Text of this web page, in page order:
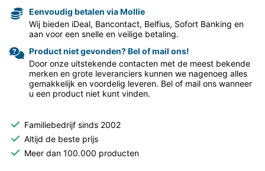
Eenvoudig betalen via Mollie
Wij bieden iDeal, Bancontact, Belfius, Sofort Banking en
aan voor een snelle en veilige betaling.
Product niet gevonden? Bel of mail ons!
Door onze uitstekende contacten met de meest bekende
merken en grote leveranciers kunnen we nagenoeg alles
gemakkelijk en voordelig leveren. Bel of mail ons wanneer
u een product niet kunt vinden.
Familiebedrijf sinds 2002
Altijd de beste prijs
Meer dan 100.000 producten